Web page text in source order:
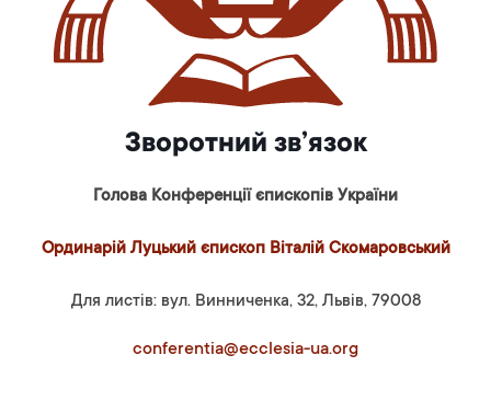
Зворотний зв’язок
Голова Конференції єпископів України
Ординарій Луцький єпископ Віталій Скомаровський
Для листів: вул. Винниченка, 32, Львів, 79008
conferentia@ecclesia-ua.org